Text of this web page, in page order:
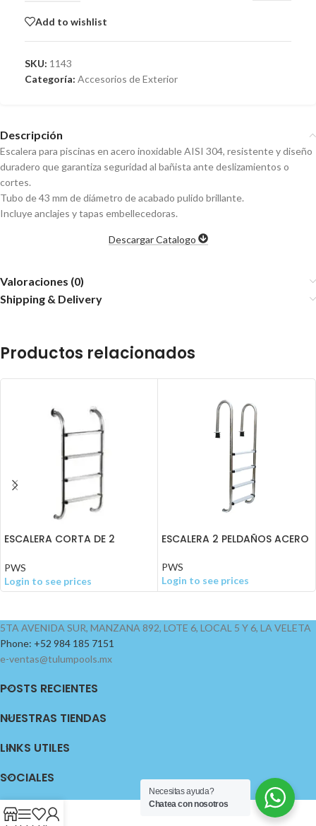
Add to wishlist
SKU: 1143
Categoría: Accesorios de Exterior
Descripción
Escalera para piscinas en acero inoxidable AISI 304, resistente y diseño
duradero que garantiza seguridad al bañista ante deslizamientos o
cortes.
Tubo de 43 mm de diámetro de acabado pulido brillante.
Incluye anclajes y tapas embellecedoras.
Descargar Catalogo
Valoraciones (0)
Shipping & Delivery
Productos relacionados
ESCALERA CORTA DE 2
PWS
Login to see prices
ESCALERA 2 PELDAÑOS ACERO
PWS
Login to see prices
5TA AVENIDA SUR, MANZANA 892, LOTE 6, LOCAL 5 Y 6, LA VELETA
Phone: +52 984 185 7151
e-ventas@tulumpools.mx
POSTS RECIENTES
NUESTRAS TIENDAS
LINKS UTILES
SOCIALES
Necesitas ayuda?
Chatea con nosotros